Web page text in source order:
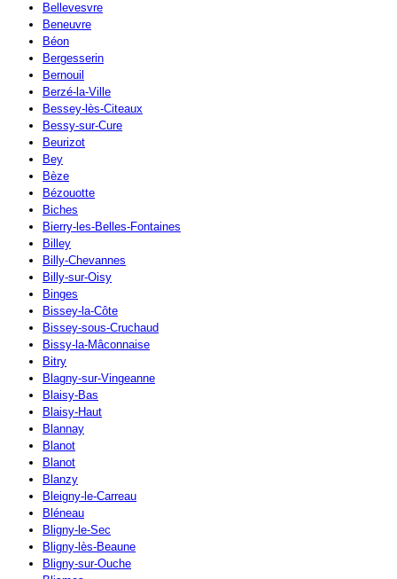
Bellevesvre
Beneuvre
Béon
Bergesserin
Bernouil
Berzé-la-Ville
Bessey-lès-Citeaux
Bessy-sur-Cure
Beurizot
Bey
Bèze
Bézouotte
Biches
Bierry-les-Belles-Fontaines
Billey
Billy-Chevannes
Billy-sur-Oisy
Binges
Bissey-la-Côte
Bissey-sous-Cruchaud
Bissy-la-Mâconnaise
Bitry
Blagny-sur-Vingeanne
Blaisy-Bas
Blaisy-Haut
Blannay
Blanot
Blanot
Blanzy
Bleigny-le-Carreau
Bléneau
Bligny-le-Sec
Bligny-lès-Beaune
Bligny-sur-Ouche